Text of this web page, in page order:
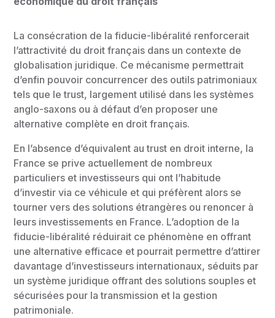
La consécration de la fiducie-libéralité renforcerait
l’attractivité du droit français dans un contexte de
globalisation juridique. Ce mécanisme permettrait
d’enfin pouvoir concurrencer des outils patrimoniaux
tels que le trust, largement utilisé dans les systèmes
anglo-saxons ou à défaut d’en proposer une
alternative complète en droit français.
En l’absence d’équivalent au trust en droit interne, la
France se prive actuellement de nombreux
particuliers et investisseurs qui ont l’habitude
d’investir via ce véhicule et qui préfèrent alors se
tourner vers des solutions étrangères ou renoncer à
leurs investissements en France. L’adoption de la
fiducie-libéralité réduirait ce phénomène en offrant
une alternative efficace et pourrait permettre d’attirer
davantage d’investisseurs internationaux, séduits par
un système juridique offrant des solutions souples et
sécurisées pour la transmission et la gestion
patrimoniale.